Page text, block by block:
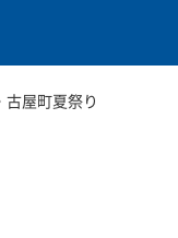
屋町夏祭り